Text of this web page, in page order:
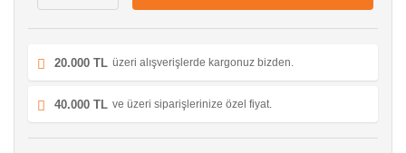
20.000 TL üzeri alışverişlerde kargonuz bizden.
40.000 TL ve üzeri siparişlerinize özel fiyat.